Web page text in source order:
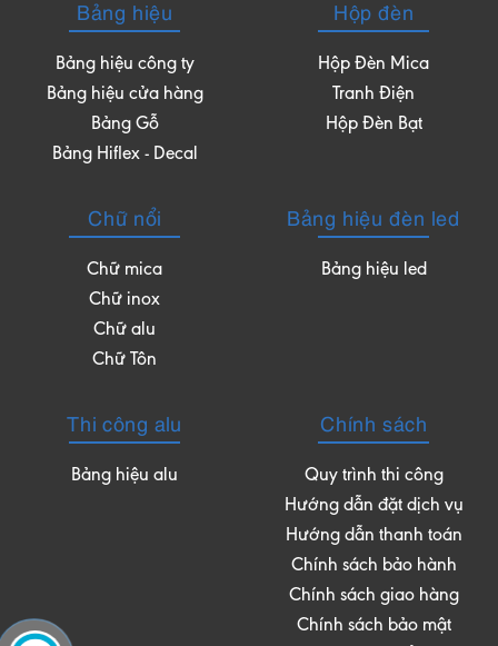
Bảng hiệu
Bảng hiệu công ty
Bảng hiệu cửa hàng
Bảng Gỗ
Bảng Hiflex - Decal
Hộp đèn
Hộp Đèn Mica
Tranh Điện
Hộp Đèn Bạt
Chữ nổi
Chữ mica
Chữ inox
Chữ alu
Chữ Tôn
Bảng hiệu đèn led
Bảng hiệu led
Thi công alu
Bảng hiệu alu
Chính sách
Quy trình thi công
Hướng dẫn đặt dịch vụ
Hướng dẫn thanh toán
Chính sách bảo hành
Chính sách giao hàng
Chính sách bảo mật